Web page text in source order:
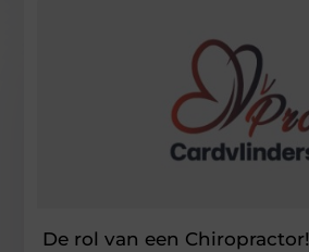
De rol van een Chiropractor!